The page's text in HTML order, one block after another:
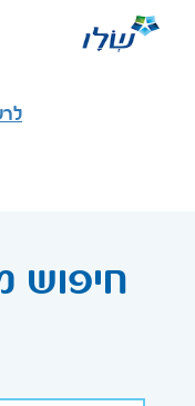
חיפוש